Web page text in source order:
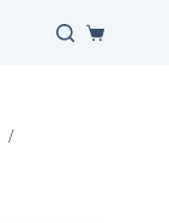
Panier
/